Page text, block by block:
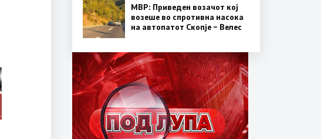
МВР: Приведен возачот кој
возеше во спротивна насока
на автопатот Скопје – Велес